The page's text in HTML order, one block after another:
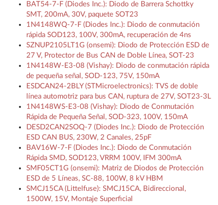
BAT54-7-F (Diodes Inc.): Diodo de Barrera Schottky
SMT, 200mA, 30V, paquete SOT23
1N4148WQ-7-F (Diodes Inc.): Diodo de conmutación
rápida SOD123, 100V, 300mA, recuperación de 4ns
SZNUP2105LT1G (onsemi): Diodo de Protección ESD de
27 V, Protector de Bus CAN de Doble Línea, SOT-23
1N4148W-E3-08 (Vishay): Diodo de conmutación rápida
de pequeña señal, SOD-123, 75V, 150mA
ESDCAN24-2BLY (STMicroelectronics): TVS de doble
línea automotriz para bus CAN, ruptura de 27V, SOT23-3L
1N4148WS-E3-08 (Vishay): Diodo de Conmutación
Rápida de Pequeña Señal, SOD-323, 100V, 150mA
DESD2CAN2SOQ-7 (Diodes Inc.): Diodo de Protección
ESD CAN BUS, 230W, 2 Canales, 25pF
BAV16W-7-F (Diodes Inc.): Diodo de Conmutación
Rápida SMD, SOD123, VRRM 100V, IFM 300mA
SMF05CT1G (onsemi): Matriz de Diodos de Protección
ESD de 5 Líneas, SC-88, 100W, 8 kV HBM
SMCJ15CA (Littelfuse): SMCJ15CA, Bidireccional,
1500W, 15V, Montaje Superficial